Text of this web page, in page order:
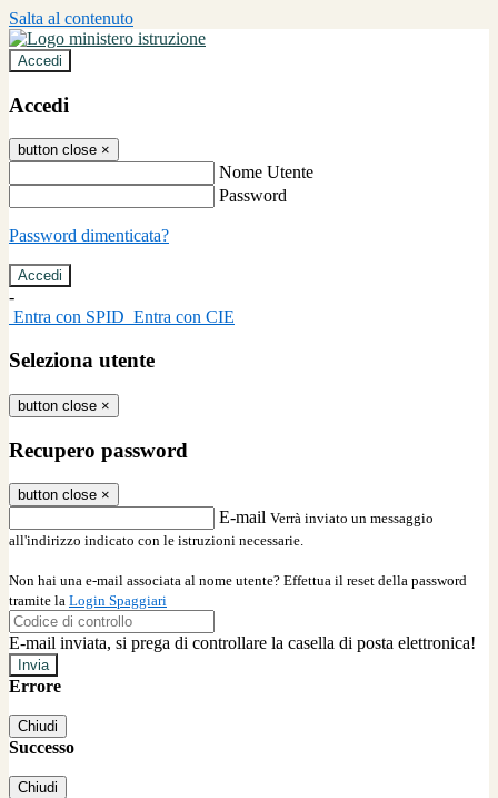
Salta al contenuto
Accedi
Accedi
button close ×
Nome Utente
Password
Password dimenticata?
-
Entra con SPID Entra con CIE
Seleziona utente
button close ×
Recupero password
button close ×
E-mail Verrà inviato un messaggio
all'indirizzo indicato con le istruzioni necessarie.
Non hai una e-mail associata al nome utente? Effettua il reset della password
tramite la Login Spaggiari
E-mail inviata, si prega di controllare la casella di posta elettronica!
Errore
Chiudi
Successo
Chiudi